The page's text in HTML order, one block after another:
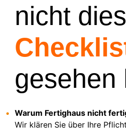
nicht
gesehen
Warum Fertighaus nicht
Wir klären Sie über Ihre